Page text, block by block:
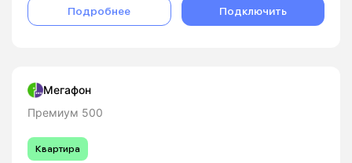
Подробнее Подключить
Мегафон
Премиум 500
Квартира